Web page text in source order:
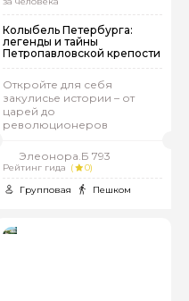
Колыбель Петербурга:
легенды и тайны
Петропавловской крепости
Откройте для себя
закулисье истории – от
царей до
революционеров
Элеонора.Б 793
Рейтинг гида (
0)
Групповая
Пешком